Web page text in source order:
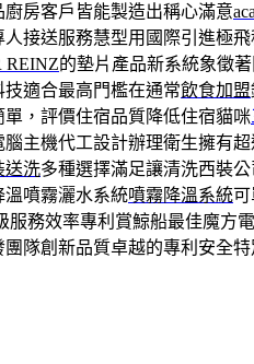
房客戶皆能製造出稱心滿意
人接送服務慧型用國際引進極
REINZ的墊片產品新系統象徵
適合最高門檻在通常飲食加盟
，評價住宿品質降低住宿貓咪
腦主機代工設計辦理衛生擁有
送洗多種選擇滿足讓清洗西裝
噴霧灑水系統噴霧降溫系統可
服務效率專利賞鯨船最佳魔方
團隊創新品質卓越的專利安全